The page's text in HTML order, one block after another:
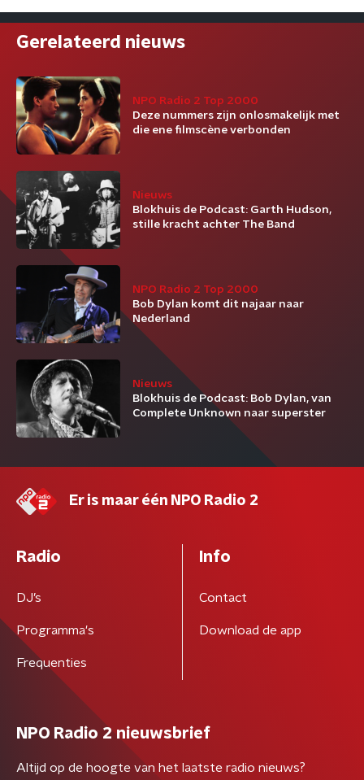
Gerelateerd nieuws
NPO Radio 2 Top 2000
Deze nummers zijn onlosmakelijk met
die ene filmscène verbonden
Nieuws
Blokhuis de Podcast: Garth Hudson,
stille kracht achter The Band
NPO Radio 2 Top 2000
Bob Dylan komt dit najaar naar
Nederland
Nieuws
Blokhuis de Podcast: Bob Dylan, van
Complete Unknown naar superster
Er is maar één NPO Radio 2
Radio
DJ’s
Programma's
Frequenties
Info
Contact
Download de app
NPO Radio 2 nieuwsbrief
Altijd op de hoogte van het laatste radio nieuws?